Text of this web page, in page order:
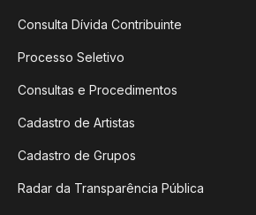
Consulta Dívida Contribuinte
Processo Seletivo
Consultas e Procedimentos
Cadastro de Artistas
Cadastro de Grupos
Radar da Transparência Pública